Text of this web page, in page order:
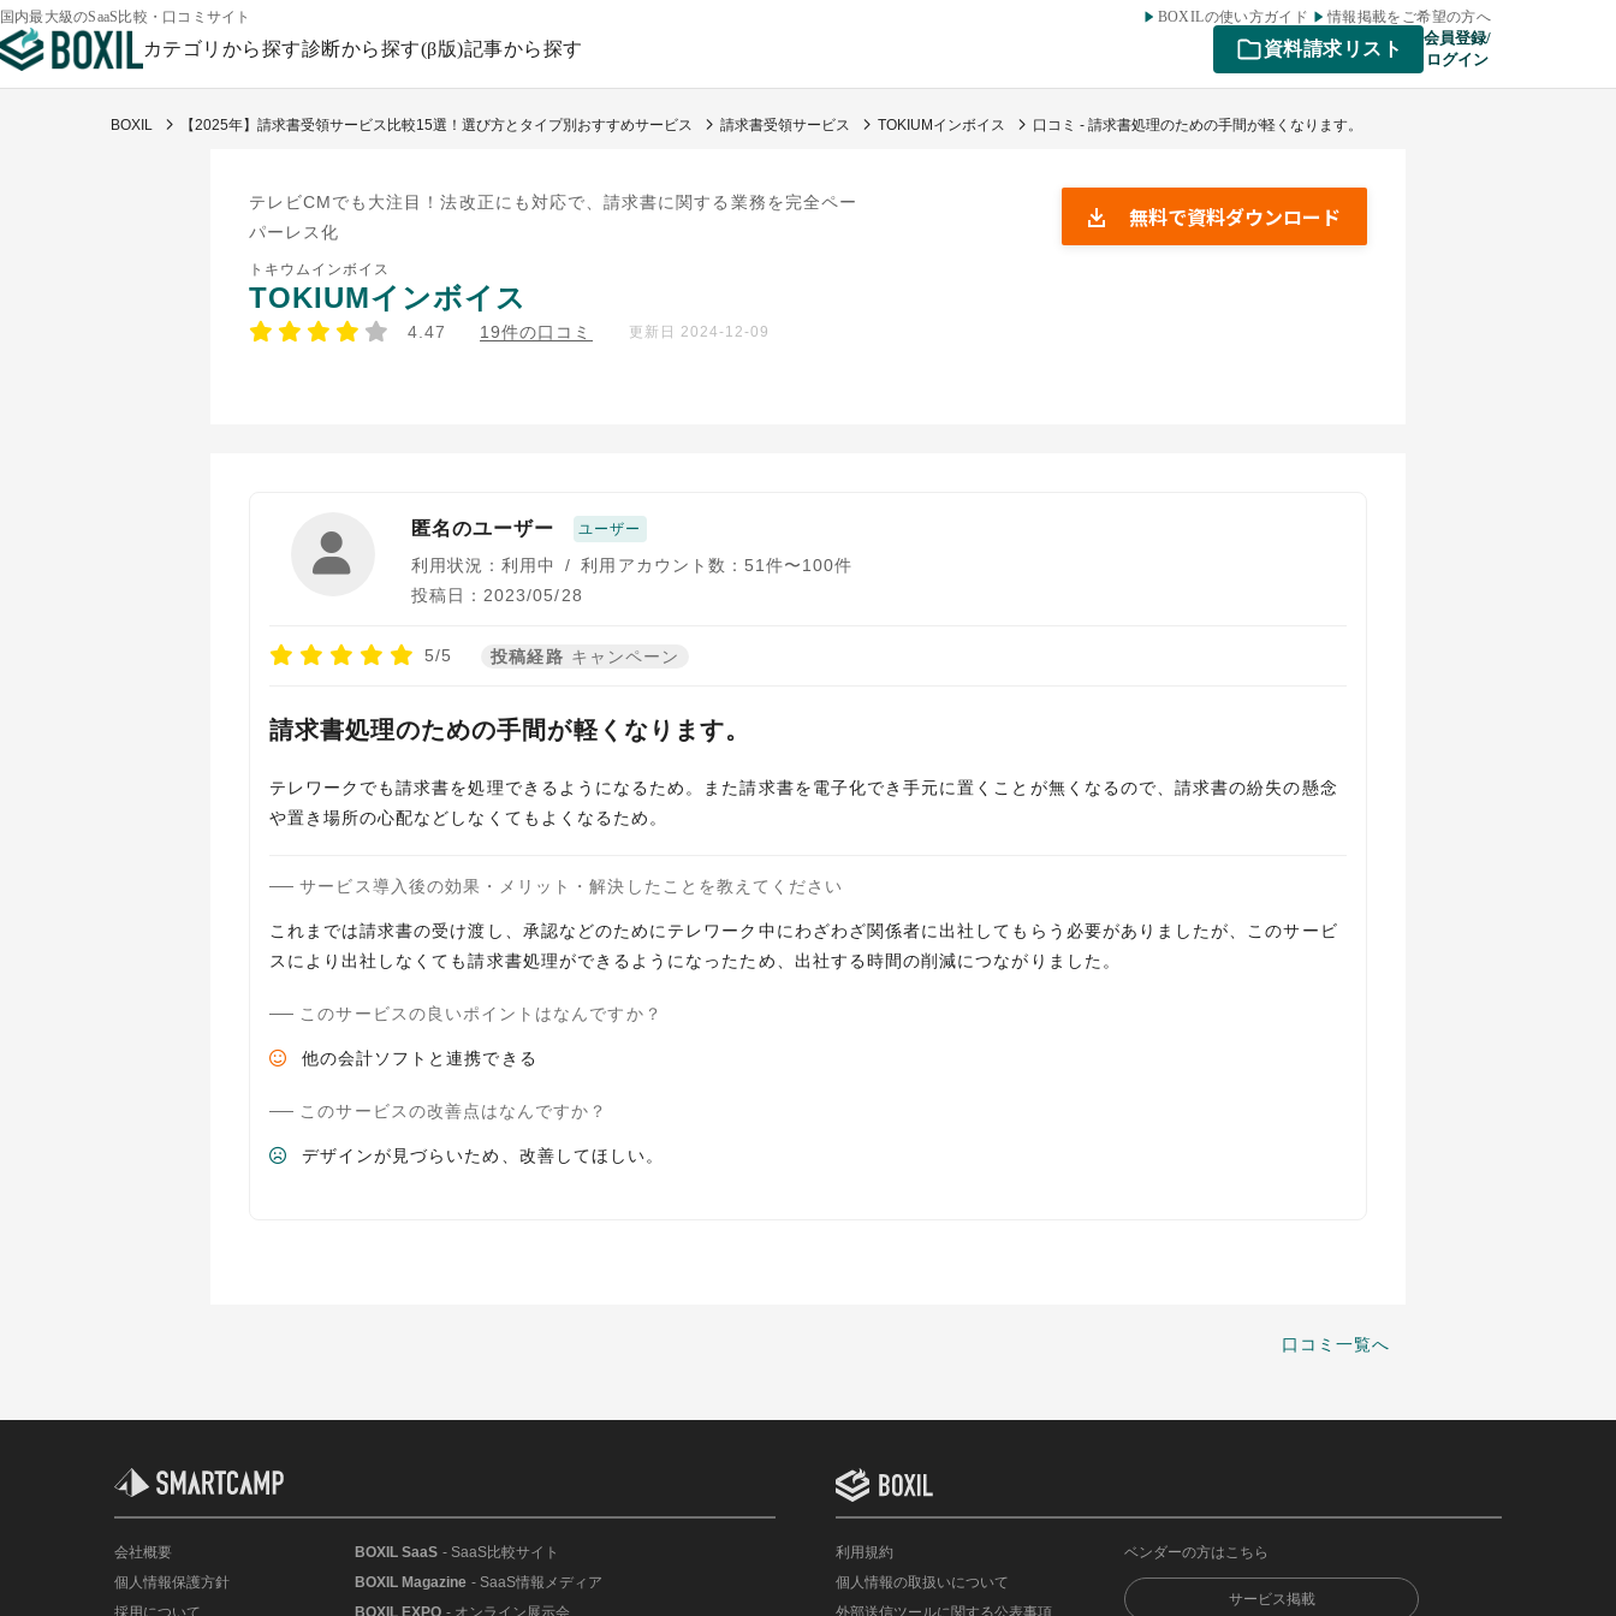
国内最大級のSaaS比較・口コミサイト BOXILの使い方ガイド 情報掲載をご希望の方へ
カテゴリから探す診断から探す(β版)記事から探す 資料請求リスト
会員登録/
ログイン
BOXIL 【2025年】請求書受領サービス比較15選！選び方とタイプ別おすすめサービス 請求書受領サービス TOKIUMインボイス 口コミ - 請求書処理のための手間が軽くなります。
テレビCMでも大注目！法改正にも対応で、請求書に関する業務を完全ペー
パーレス化
トキウムインボイス
TOKIUMインボイス
4.47 19件の口コミ 更新日 2024-12-09
無料で資料ダウンロード
匿名のユーザー ユーザー
利用状況：利用中 / 利用アカウント数：51件〜100件
投稿日：2023/05/28
5/5 投稿経路 キャンペーン
請求書処理のための手間が軽くなります。
テレワークでも請求書を処理できるようになるため。また請求書を電子化でき手元に置くことが無くなるので、請求書の紛失の懸念
や置き場所の心配などしなくてもよくなるため。
サービス導入後の効果・メリット・解決したことを教えてください
これまでは請求書の受け渡し、承認などのためにテレワーク中にわざわざ関係者に出社してもらう必要がありましたが、このサービ
スにより出社しなくても請求書処理ができるようになったため、出社する時間の削減につながりました。
このサービスの良いポイントはなんですか？
他の会計ソフトと連携できる
このサービスの改善点はなんですか？
デザインが見づらいため、改善してほしい。
口コミ一覧へ
会社概要
個人情報保護方針
採用について
BOXIL SaaS - SaaS比較サイト
BOXIL Magazine - SaaS情報メディア
BOXIL EXPO - オンライン展示会
利用規約
個人情報の取扱いについて
外部送信ツールに関する公表事項
ベンダーの方はこちら
サービス掲載